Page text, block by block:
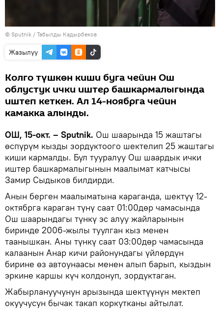
© Sputnik / Табылды Кадырбеков
Жазылуу
Колго түшкөн киши буга чейин Ош
облустук ички иштер башкармалыгында
иштеп кеткен. Ал 14-ноябрга чейин
камакка алынды.
ОШ, 15-окт. – Sputnik. Ош шаарында 15 жаштагы
өспүрүм кызды зордуктоого шектелип 25 жаштагы
киши кармалды. Бул тууралуу Ош шаардык ички
иштер башкармалыгынын маалымат катчысы
Замир Сыдыков билдирди.
Анын берген маалыматына караганда, шектүү 12-
октябрга караган түнү саат 01:00дөр чамасында
Ош шаарындагы түнкү эс алуу жайларынын
биринде 2006-жылы туулган кыз менен
таанышкан. Аны түнкү саат 03:00дөр чамасында
калаанын Анар кичи районундагы үйлөрдүн
бирине өз автоунаасы менен алып барып, кыздын
эркине каршы күч колдонуп, зордуктаган.
Жабырлануучунун арызында шектүүнүн мектеп
окуучусун бычак такап коркутканы айтылат.